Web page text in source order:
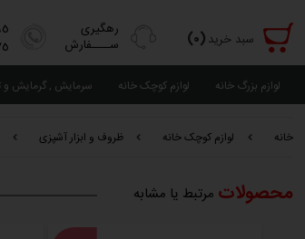
سبد خرید(٠)
رهگیری
ســــفارش
لوازم بزرگ خانه لوازم کوچک خانه سرمایش , گرمایش و
خانه لوازم کوچک خانه ظروف و ابزار آشپزی
محصولات مرتبط یا مشابه